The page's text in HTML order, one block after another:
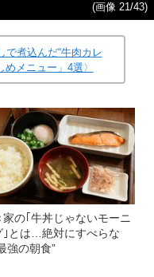
(画像 21/43)
で煮込んだ“牛肉カレ
メニュー」4選〉
家の｢牛丼じゃないモーニ
｣とは…絶対にすべらな
強の朝食”